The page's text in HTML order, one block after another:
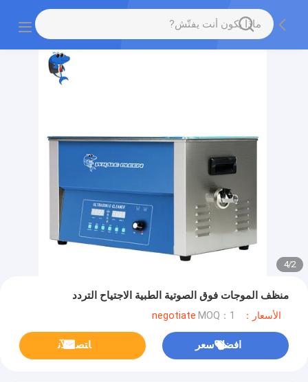
2
/
4
منظف ​​الموجات فوق الصوتية الطبية الاجتياح التردد
الأسعار：negotiate MOQ：1
افضل سعر ﺎﺘﺼﻟ ﺍﻶﻧ